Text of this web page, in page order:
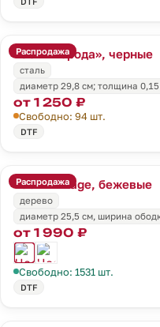
Распродажа
Часы «Города», черные
сталь
диаметр 29,8 см; толщина
от 1 250 ₽
Свободно: 94 шт.
DTF
Распродажа
Часы Vintage, бежевые
дерево
диаметр 25,5 см, ширина
от 1 990 ₽
Свободно: 1531 шт.
DTF